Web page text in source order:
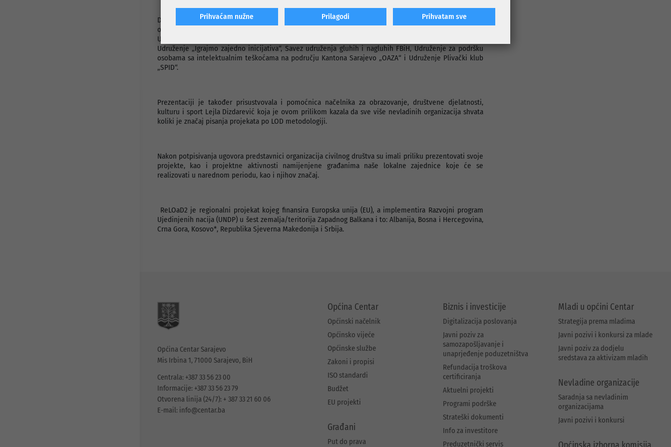
Danas su predstavnici sljedećih organizacija civilnog društva potpisali sporazume: Udruženje za podršku
obrazovanja, odgoja, kulture i tradicije „Bajka“, Atletski klub osoba sa invaliditetom Novi Grad Sarajevo,
Udruženje ekologa “Arboretum – botanička bašta”, Centar za razvoj omladinskog aktivizma „CROA“,
Udruženje „Igrajmo zajedno inicijativa“, Savez udruženja gluhih i nagluhih FBiH, Udruženje za podršku
osobama sa intelektualnim teškoćama na području Kantona Sarajevo „OAZA“ i Udruženje Plivački klub
„SPID“.
Prezentaciji je također prisustvovala i pomoćnica načelnika za obrazovanje, društvene djelatnosti,
kulturu i sport Lejla Dizdarević koja je ovom prilikom kazala da sve više nevladinih organizacija shvata
koliki je značaj pisanja projekata po LOD metodologiji.
Nakon potpisivanja ugovora predstavnici organizacija civilnog društva su imali priliku prezentovati svoje
projekte, kao i projektne aktivnosti namijenjene građanima naše lokalne zajednice koje će se
realizovati u narednom periodu, kao i njihov značaj.
ReLOaD2 je regionalni projekat kojeg finansira Europska unija (EU), a implementira Razvojni program
Ujedinjenih nacija (UNDP) u šest zemalja/teritorija Zapadnog Balkana i to: Albanija, Bosna i Hercegovina,
Crna Gora, Kosovo*, Republika Sjeverna Makedonija i Srbija.
Općina Centar Sarajevo
Mis Irbina 1, 71000 Sarajevo, BiH
Centrala: +387 33 56 23 00
Informacije: +387 33 56 23 79
Otvorena linija (24/7): + 387 33 21 60 06
E-mail: info@centar.ba
Općina Centar
Općinski načelnik
Općinsko vijeće
Općinske službe
Zakoni i propisi
ISO standardi
Budžet
EU projekti
Građani
Put do prava
Biznis i investicije
Digitalizacija poslovanja
Javni poziv za
samozapošljavanje i
unaprjeđenje poduzetništva
Refundacija troškova
certificiranja
Aktuelni projekti
Programi podrške
Strateški dokumenti
Info za investitore
Preduzetnički servis
Mladi u općini Centar
Strategija prema mladima
Javni pozivi i konkursi za mlade
Javni poziv za dodjelu
sredstava za aktivizam mladih
Nevladine organizacije
Saradnja sa nevladinim
organizacijama
Javni pozivi i konkursi
Prihvaćam nužne Prilagodi Prihvatam sve